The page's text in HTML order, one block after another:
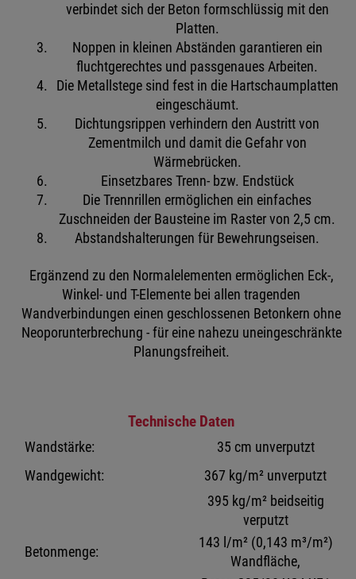
verbindet sich der Beton formschlüssig mit den
Platten.
Noppen in kleinen Abständen garantieren ein
fluchtgerechtes und passgenaues Arbeiten.
Die Metallstege sind fest in die Hartschaumplatten
eingeschäumt.
Dichtungsrippen verhindern den Austritt von
Zementmilch und damit die Gefahr von
Wärmebrücken.
Einsetzbares Trenn- bzw. Endstück
Die Trennrillen ermöglichen ein einfaches
Zuschneiden der Bausteine im Raster von 2,5 cm.
Abstandshalterungen für Bewehrungseisen.
Ergänzend zu den Normalelementen ermöglichen Eck-,
Winkel- und T-Elemente bei allen tragenden
Wandverbindungen einen geschlossenen Betonkern ohne
Neoporunterbrechung - für eine nahezu uneingeschränkte
Planungsfreiheit.
Technische Daten
Wandstärke:
35 cm unverputzt
Wandgewicht:
367 kg/m² unverputzt
395 kg/m² beidseitig
verputzt
Betonmenge:
143 l/m² (0,143 m³/m²)
Wandfläche,